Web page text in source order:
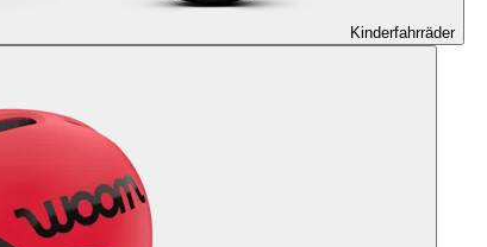
Kinderfahrräder